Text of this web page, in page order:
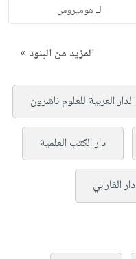
لـ هوميروس
المزيد من البنود »
الدار العربية للعلوم ناشرون
دار الكتب العلمية
دار الفارابي